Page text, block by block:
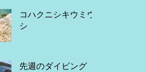
コハクニシキウミウ
シ
先週のダイビング